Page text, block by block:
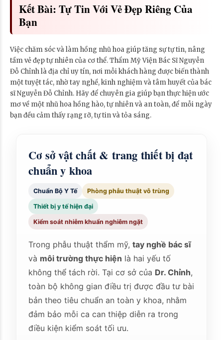
Kết Bài: Tự Tin Với Vẻ Đẹp Riêng Của
Bạn
Việc chăm sóc và làm hồng nhũ hoa giúp tăng sự tự tin, nâng
tầm vẻ đẹp tự nhiên của cơ thể. Thẩm Mỹ Viện Bác Sĩ Nguyễn
Đỗ Chỉnh là địa chỉ uy tín, nơi mỗi khách hàng được biến thành
một tuyệt tác, nhờ tay nghề, kinh nghiệm và tâm huyết của bác
sĩ Nguyễn Đỗ Chỉnh. Hãy để chuyên gia giúp bạn thực hiện ước
mơ về một nhũ hoa hồng hào, tự nhiên và an toàn, để mỗi ngày
bạn đều cảm thấy rạng rỡ, tự tin và tỏa sáng.
Cơ sở vật chất & trang thiết bị đạt
chuẩn y khoa
Chuẩn Bộ Y Tế Phòng phẫu thuật vô trùng
Thiết bị y tế hiện đại
Kiểm soát nhiễm khuẩn nghiêm ngặt
Trong phẫu thuật thẩm mỹ,tay nghề bác sĩ
và môi trường thực hiện là hai yếu tố
không thể tách rời. Tại cơ sở của Dr. Chỉnh,
toàn bộ không gian điều trị được đầu tư bài
bản theo tiêu chuẩn an toàn y khoa, nhằm
đảm bảo mỗi ca can thiệp diễn ra trong
điều kiện kiểm soát tối ưu.